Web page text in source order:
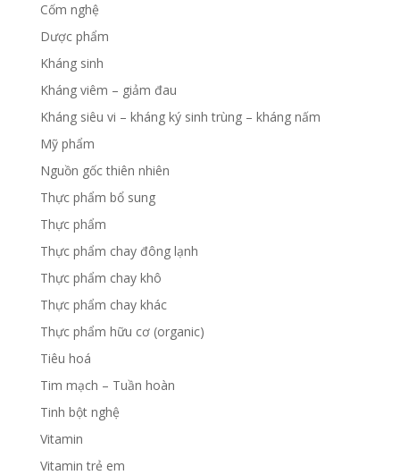
Cốm nghệ
Dược phẩm
Kháng sinh
Kháng viêm – giảm đau
Kháng siêu vi – kháng ký sinh trùng – kháng nấm
Mỹ phẩm
Nguồn gốc thiên nhiên
Thực phẩm bổ sung
Thực phẩm
Thực phẩm chay đông lạnh
Thực phẩm chay khô
Thực phẩm chay khác
Thực phẩm hữu cơ (organic)
Tiêu hoá
Tim mạch – Tuần hoàn
Tinh bột nghệ
Vitamin
Vitamin trẻ em